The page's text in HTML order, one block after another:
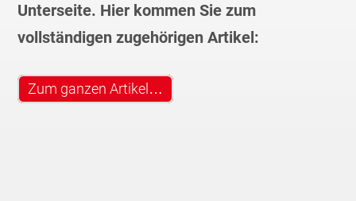
Unterseite. Hier kommen Sie zum
vollständigen zugehörigen Artikel:
Zum ganzen Artikel…